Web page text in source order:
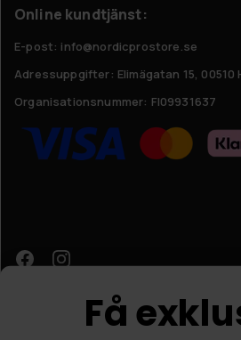
Online kundtjänst:
E-post: info@nordicprostore.se
Adressuppgifter: Elimägatan 15,
Organisationsnummer: FI09931637
Få